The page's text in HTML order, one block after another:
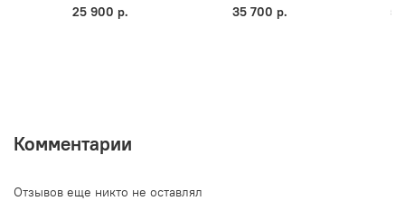
25 900 р. 35 700 р.
Комментарии
Отзывов еще никто не оставлял